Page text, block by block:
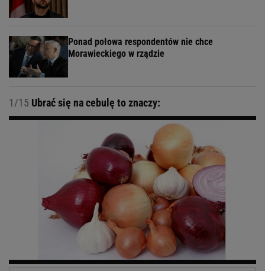
Ponad połowa respondentów nie chce
Morawieckiego w rządzie
1/15 Ubrać się na cebulę to znaczy: